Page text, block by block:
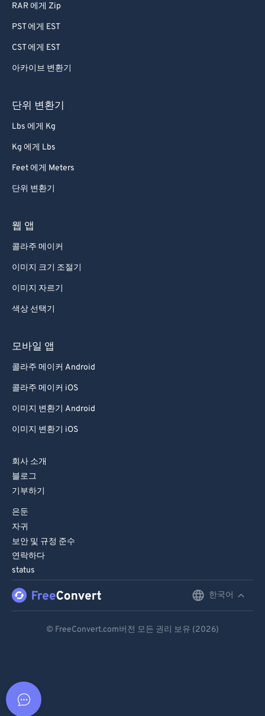
RAR 에게 Zip
PST 에게 EST
CST 에게 EST
아카이브 변환기
단위 변환기
Lbs 에게 Kg
Kg 에게 Lbs
Feet 에게 Meters
단위 변환기
웹 앱
콜라주 메이커
이미지 크기 조절기
이미지 자르기
색상 선택기
모바일 앱
콜라주 메이커 Android
콜라주 메이커 iOS
이미지 변환기 Android
이미지 변환기 iOS
회사 소개
블로그
기부하기
은둔
자귀
보안 및 규정 준수
연락하다
status
한국어
© FreeConvert.com버전 모든 권리 보유 (2026)